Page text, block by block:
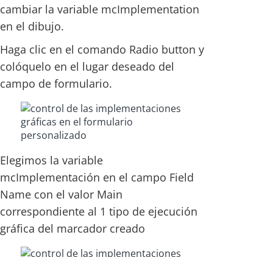
cambiar la variable mcImplementation
en el dibujo.
Haga clic en el comando Radio button y
colóquelo en el lugar deseado del
campo de formulario.
Elegimos la variable
mcImplementación en el campo Field
Name con el valor Main
correspondiente al 1 tipo de ejecución
gráfica del marcador creado